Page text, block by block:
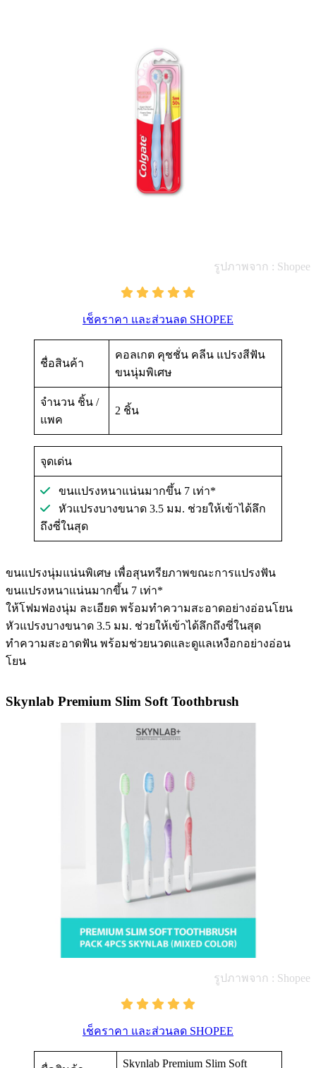
รูปภาพจาก : Shopee
เช็คราคา และส่วนลด SHOPEE
ชื่อสินค้า
คอลเกต คุชชั่น คลีน แปรงสีฟัน
ขนนุ่มพิเศษ
จำนวน ชิ้น /
แพค
2 ชิ้น
จุดเด่น
ขนแปรงหนาแน่นมากขึ้น 7 เท่า*
หัวแปรงบางขนาด 3.5 มม. ช่วยให้เข้าได้ลึก
ถึงซี่ในสุด
ขนแปรงนุ่มแน่นพิเศษ เพื่อสุนทรียภาพขณะการแปรงฟัน
ขนแปรงหนาแน่นมากขึ้น 7 เท่า*
ให้โฟมฟองนุ่ม ละเอียด พร้อมทำความสะอาดอย่างอ่อนโยน
หัวแปรงบางขนาด 3.5 มม. ช่วยให้เข้าได้ลึกถึงซี่ในสุด
ทำความสะอาดฟัน พร้อมช่วยนวดและดูแลเหงือกอย่างอ่อน
โยน
Skynlab Premium Slim Soft Toothbrush
รูปภาพจาก : Shopee
เช็คราคา และส่วนลด SHOPEE
Skynlab Premium Slim Soft